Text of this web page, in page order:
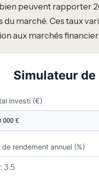
peuvent rapporter
marché. Ces taux
aux marchés
Simulateur
investi (€)
de rendement annuel (%)